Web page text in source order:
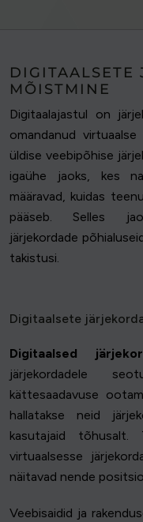
DIGITAALSETE
MÕISTMINE
Digitaalajastul on
omandanud
üldise veebipõhise
igaühe jaoks, kes
määravad, kuidas
pääseb. Selles
järjekordade
takistusi.
Digitaalsete
Digitaalsed
järjekordadele
kättesaadavuse
hallatakse neid
kasutajaid tõhusalt.
virtuaalsesse
näitavad nende
Veebisaidid ja